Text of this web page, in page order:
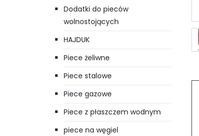
Dodatki do pieców
wolnostojących
HAJDUK
Piece żeliwne
Piece stalowe
Piece gazowe
Piece z płaszczem wodnym
piece na węgiel